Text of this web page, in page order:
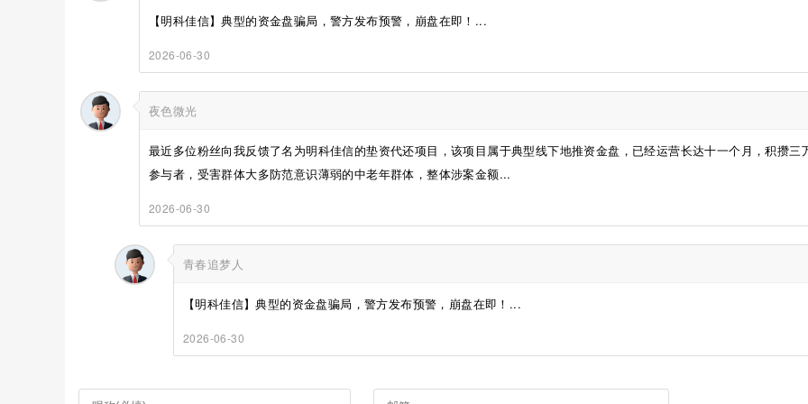
【明科佳信】典型的资金盘骗局，警方发布预警，崩盘在即！...
2026-06-30
夜色微光
最近多位粉丝向我反馈了名为明科佳信的垫资代还项目，该项目属于典型线下地推资金盘，已经运营长达十一个月，积攒三
参与者，受害群体大多防范意识薄弱的中老年群体，整体涉案金额...
2026-06-30
青春追梦人
【明科佳信】典型的资金盘骗局，警方发布预警，崩盘在即！...
2026-06-30